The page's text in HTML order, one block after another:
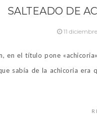
SALTEADO DE
11
en el título pone
sabía de la achicoria